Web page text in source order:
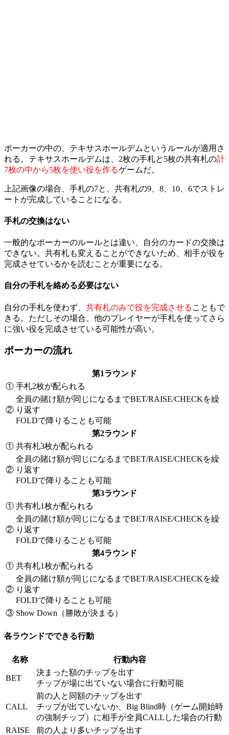
ポーカーの中の、テキサスホールデムというルールが適用さ
れる。テキサスホールデムは、2枚の手札と5枚の共有札の計
7枚の中から5枚を使い役を作るゲームだ。
上記画像の場合、手札の7と、共有札の9、8、10、6でストレ
ートが完成していることになる。
手札の交換はない
一般的なポーカーのルールとは違い、自分のカードの交換は
できない。共有札も変えることができないため、相手が役を
完成させているかを読むことが重要になる。
自分の手札を絡める必要はない
自分の手札を使わず、 共有札のみで役を完成させる こともで
きる。ただしその場合、他のプレイヤーが手札を使ってさら
に強い役を完成させている可能性が高い。
ポーカーの流れ
第1ラウンド
① 手札2枚が配られる
②
全員の賭け額が同じになるまでBET/RAISE/CHECKを繰
り返す
FOLDで降りることも可能
第2ラウンド
① 共有札3枚が配られる
②
全員の賭け額が同じになるまでBET/RAISE/CHECKを繰
り返す
FOLDで降りることも可能
第3ラウンド
① 共有札1枚が配られる
②
全員の賭け額が同じになるまでBET/RAISE/CHECKを繰
り返す
FOLDで降りることも可能
第4ラウンド
① 共有札1枚が配られる
②
全員の賭け額が同じになるまでBET/RAISE/CHECKを繰
り返す
FOLDで降りることも可能
③ Show Down（勝敗が決まる）
各ラウンドでできる行動
名称 行動内容
BET
決まった額のチップを出す
チップが場に出ていない場合に行動可能
CALL
前の人と同額のチップを出す
チップが出ていないか、Big Blind時（ゲーム開始時
の強制チップ）に相手が全員CALLした場合の行動
RAISE
前の人より多いチップを出す